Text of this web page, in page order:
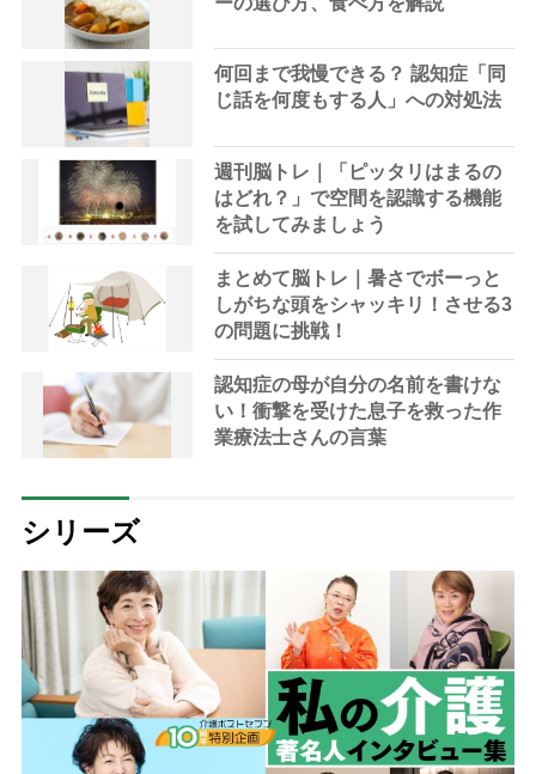
何回まで我慢できる？ 認知症「同
じ話を何度もする人」への対処法
週刊脳トレ｜「ピッタリはまるの
はどれ？」で空間を認識する機能
を試してみましょう
まとめて脳トレ｜暑さでボーっと
しがちな頭をシャッキリ！させる3
の問題に挑戦！
認知症の母が自分の名前を書けな
い！衝撃を受けた息子を救った作
業療法士さんの言葉
シリーズ